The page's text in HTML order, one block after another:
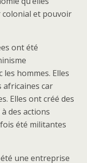
et pouvoir
ont été
hommes. Elles
africaines car
Elles ont créé des
des actions
été militantes
une entreprise